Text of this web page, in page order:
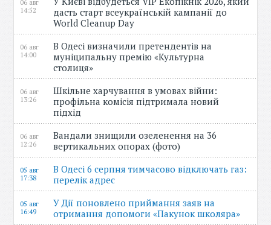
06 авг
14:52
дасть старт всеукраїнській кампанії до
World Cleanup Day
06 авг
14:00
В Одесі визначили претендентів на
муніципальну премію «Культурна
столиця»
06 авг
13:26
Шкільне харчування в умовах війни:
профільна комісія підтримала новий
підхід
06 авг
12:26
Вандали знищили озеленення на 36
вертикальних опорах (фото)
05 авг
17:38
В Одесі 6 серпня тимчасово відключать газ:
перелік адрес
05 авг
16:49
У Дії поновлено приймання заяв на
отримання допомоги «Пакунок школяра»